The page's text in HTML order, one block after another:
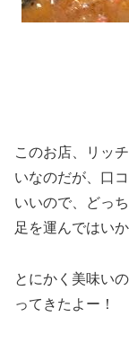
このお店、リッ
いなのだが、口
いいので、どっ
足を運んではい
とにかく美味い
ってきたよー！